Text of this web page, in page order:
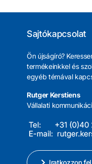
Sajtókapcsolat
Ön újságíró?
termékeinkkel és
egyéb témával
Rutger Kerstiens
Vállalati
Iratkozzon